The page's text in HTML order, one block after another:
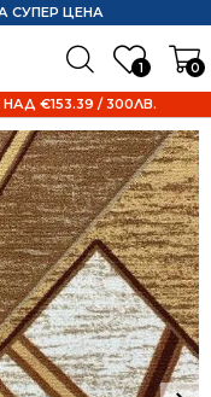
1 0
СУПЕР ЦЕНА
€153.39 / 300ЛВ.